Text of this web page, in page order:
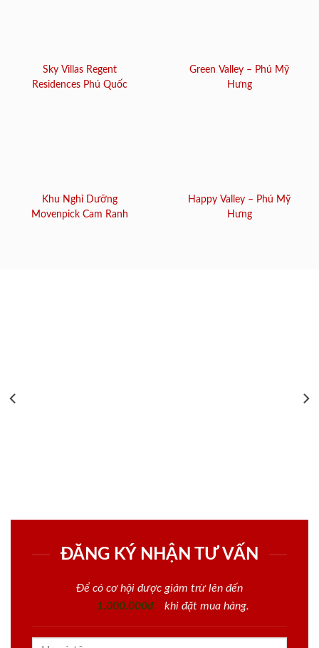
Sky Villas Regent
Residences Phú Quốc
Green Valley – Phú Mỹ
Hưng
Khu Nghỉ Dưỡng
Movenpick Cam Ranh
Happy Valley – Phú Mỹ
Hưng
ĐĂNG KÝ NHẬN TƯ VẤN
Để có cơ hội được giảm trừ lên đến
1.000.000đ
khi đặt mua hàng.